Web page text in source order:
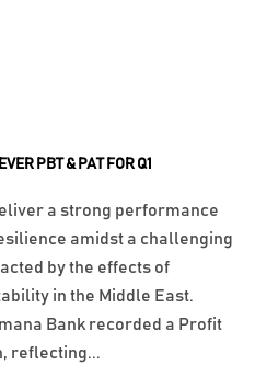
PBT & PAT FOR Q1
a strong performance
amidst a challenging
by the effects of
in the Middle East.
Bank recorded a Profit
reflecting...